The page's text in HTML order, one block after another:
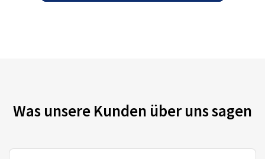
Was unsere Kunden über uns sagen